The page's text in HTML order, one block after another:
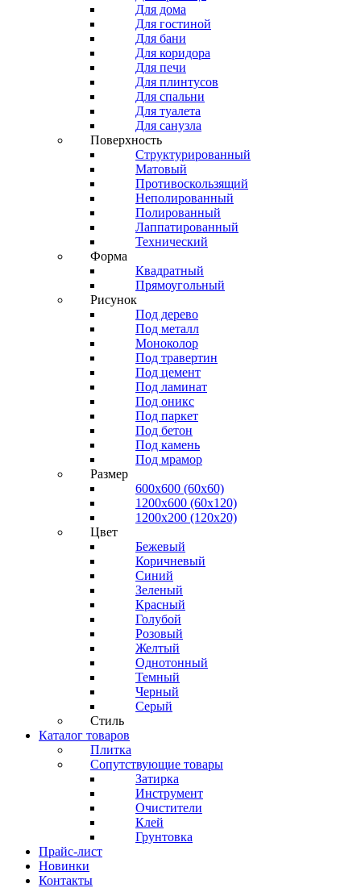
Для дома
Для гостиной
Для бани
Для коридора
Для печи
Для плинтусов
Для спальни
Для туалета
Для санузла
Поверхность
Структурированный
Матовый
Противоскользящий
Неполированный
Полированный
Лаппатированный
Технический
Форма
Квадратный
Прямоугольный
Рисунок
Под дерево
Под металл
Моноколор
Под травертин
Под цемент
Под ламинат
Под оникс
Под паркет
Под бетон
Под камень
Под мрамор
Размер
600х600 (60х60)
1200х600 (60х120)
1200х200 (120x20)
Цвет
Бежевый
Коричневый
Синий
Зеленый
Красный
Голубой
Розовый
Желтый
Однотонный
Темный
Черный
Серый
Стиль
Каталог товаров
Плитка
Сопутствующие товары
Затирка
Инструмент
Очистители
Клей
Грунтовка
Прайс-лист
Новинки
Контакты